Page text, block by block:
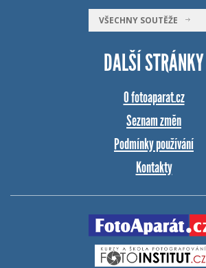
VŠECHNY SOUTĚŽE
DALŠÍ STRÁNKY
O fotoaparat.cz
Seznam změn
Podmínky používání
Kontakty